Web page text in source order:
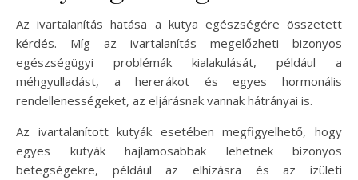
Az ivartalanítás hatása a kutya egészségére összetett
kérdés. Míg az ivartalanítás megelőzheti bizonyos
egészségügyi problémák kialakulását, például a
méhgyulladást, a hererákot és egyes hormonális
rendellenességeket, az eljárásnak vannak hátrányai is.
Az ivartalanított kutyák esetében megfigyelhető, hogy
egyes kutyák hajlamosabbak lehetnek bizonyos
betegségekre, például az elhízásra és az ízületi